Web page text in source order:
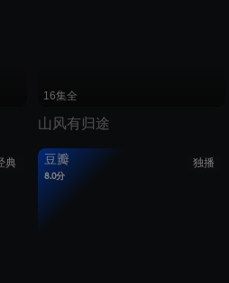
16集全
山风有归途
典 独播
豆瓣
8.0分